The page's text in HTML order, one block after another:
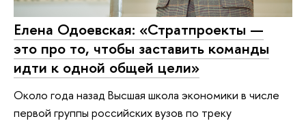
Елена Одоевская: «Стратпроекты —
это про то, чтобы заставить команды
идти к одной общей цели»
Около года назад Высшая школа экономики в числе
первой группы российских вузов по треку